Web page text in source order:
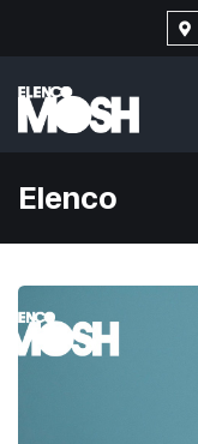
Elenco